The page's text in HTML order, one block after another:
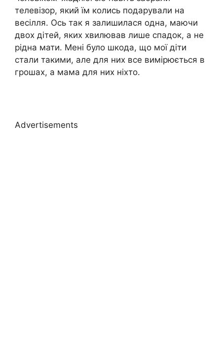
телевізор, який їм колись подарували на
весілля. Ось так я залишилася одна, маючи
двох дітей, яких хвилював лише спадок, a не
рідна мати. Мені було шкода, що мої діти
стали такими, але для них все вимірюється в
грошах, a мама для них ніхто.
Advertisements